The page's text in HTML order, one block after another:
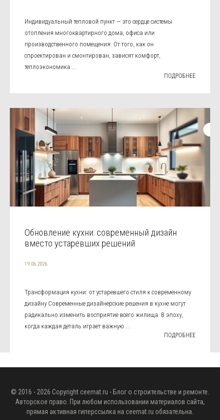
Индивидуальный тепловой пункт — это сердце системы
отопления многоквартирного дома, офиса или
производственного помещения. От того, как он
спроектирован и смонтирован, зависят комфорт,
теплоэкономика ...
ПОДРОБНЕЕ
Обновление кухни: современный дизайн
вместо устаревших решений
19.06.2026
Трансформация кухни: от устаревшего стиля к современному
дизайну Современные дизайнерские решения в кухне могут
радикально изменить восприятие всего жилища. В эпоху,
когда каждая деталь играет важную ...
ПОДРОБНЕЕ
© 2016 - 2026 Copyright ceemat.ru - Блог о строительстве и ремонте.
Авторское право. При любом использовании материалов сайта,
прямая активная гиперссылка на ceemat.ru обязательна.